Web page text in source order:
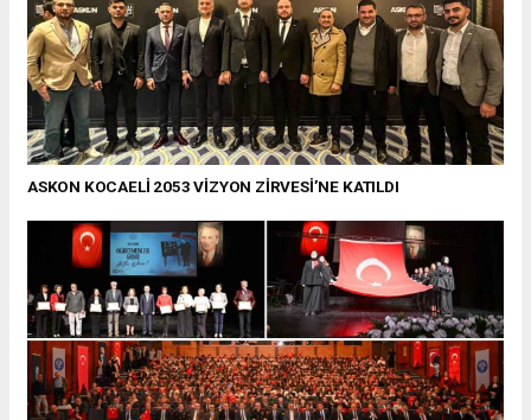
ASKON KOCAELİ 2053 VİZYON ZİRVESİ’NE KATILDI